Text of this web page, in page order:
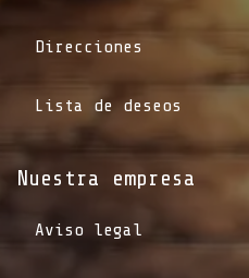
Direcciones
Lista de deseos
Nuestra empresa
Aviso legal